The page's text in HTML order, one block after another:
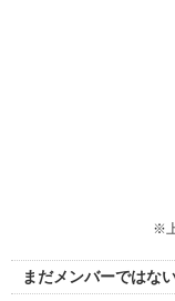
※
まだメンバーではな